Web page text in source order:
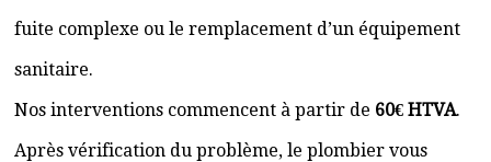
fuite complexe ou le remplacement d’un équipement
sanitaire.
Nos interventions commencent à partir de 60€ HTVA.
Après vérification du problème, le plombier vous